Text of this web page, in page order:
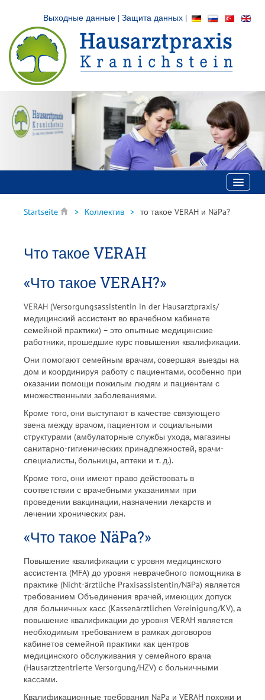
Выходные данные | Защита данных |
Услуги
Как добраться и контакты
Startseite Коллектив то такое VERAH и NäPa?
Что такое VERAH
«Что такое VERAH?»
VERAH (Versorgungsassistentin in der Hausarztpraxis/
медицинский ассистент во врачебном кабинете
семейной практики) – это опытные медицинские
работники, прошедшие курс повышения квалификации.
Они помогают семейным врачам, совершая выезды на
дом и координируя работу с пациентами, особенно при
оказании помощи пожилым людям и пациентам с
множественными заболеваниями.
Кроме того, они выступают в качестве связующего
звена между врачом, пациентом и социальными
структурами (амбулаторные службы ухода, магазины
санитарно-гигиенических принадлежностей, врачи-
специалисты, больницы, аптеки и т. д.).
Кроме того, они имеют право действовать в
соответствии с врачебными указаниями при
проведении вакцинации, назначении лекарств и
лечении хронических ран.
«Что такое NäPa?»
Повышение квалификации с уровня медицинского
ассистента (MFA) до уровня неврачебного помощника в
практике (Nicht-ärztliche Praxisassistentin/NäPa) является
требованием Объединения врачей, имеющих допуск
для больничных касс (Kassenärztlichen Vereinigung/KV), а
повышение квалификации до уровня VERAH является
необходимым требованием в рамках договоров
кабинетов семейной практики как центров
медицинского обслуживания у семейного врача
(Hausarztzentrierte Versorgung/HZV) с больничными
кассами.
Квалификационные требования NäPa и VERAH похожи и